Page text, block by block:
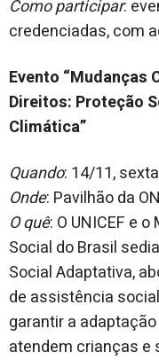
Como participar:
credenciadas, com
Evento “Mudanças
Direitos: Proteção
Climática”
Quando: 14/11,
Onde: Pavilhão da
O quê: O UNICEF e
Social do Brasil
Social Adaptativa,
de assistência
garantir a
atendem crianças e